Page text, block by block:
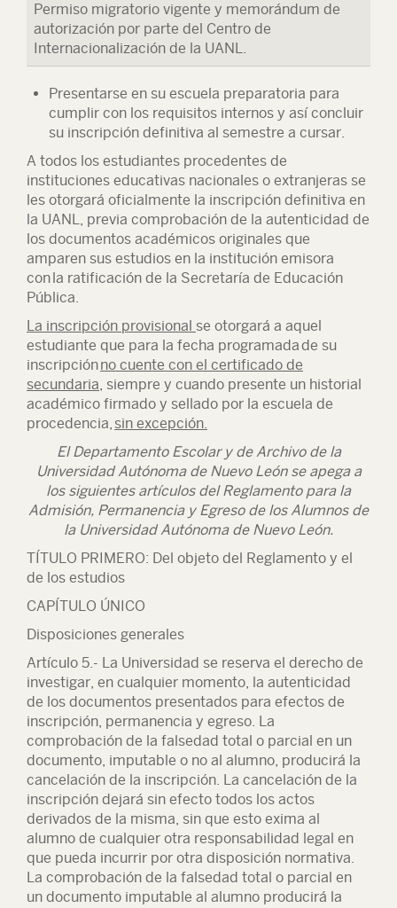
Permiso migratorio vigente y memorándum de
autorización por parte del Centro de
Internacionalización de la UANL.
Presentarse en su escuela preparatoria para
cumplir con los requisitos internos y así concluir
su inscripción definitiva al semestre a cursar.
A todos los estudiantes procedentes de
instituciones educativas nacionales o extranjeras se
les otorgará oficialmente la inscripción definitiva en
la UANL, previa comprobación de la autenticidad de
los documentos académicos originales que
amparen sus estudios en la institución emisora
con la ratificación de la Secretaría de Educación
Pública.
La inscripción provisional se otorgará a aquel
estudiante que para la fecha programada de su
inscripciónno cuente con el certificado de
secundaria, siempre y cuando presente un historial
académico firmado y sellado por la escuela de
procedencia, sin excepción.
El Departamento Escolar y de Archivo de la
Universidad Autónoma de Nuevo León se apega a
los siguientes artículos del Reglamento para la
Admisión, Permanencia y Egreso de los Alumnos de
la Universidad Autónoma de Nuevo León.
TÍTULO PRIMERO: Del objeto del Reglamento y el
de los estudios
CAPÍTULO ÚNICO
Disposiciones generales
Artículo 5.- La Universidad se reserva el derecho de
investigar, en cualquier momento, la autenticidad
de los documentos presentados para efectos de
inscripción, permanencia y egreso. La
comprobación de la falsedad total o parcial en un
documento, imputable o no al alumno, producirá la
cancelación de la inscripción. La cancelación de la
inscripción dejará sin efecto todos los actos
derivados de la misma, sin que esto exima al
alumno de cualquier otra responsabilidad legal en
que pueda incurrir por otra disposición normativa.
La comprobación de la falsedad total o parcial en
un documento imputable al alumno producirá la